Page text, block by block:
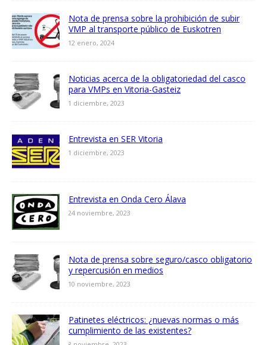
Nota de prensa sobre la prohibición de subir
VMP al transporte público de Euskotren
12 enero, 2024
Noticias acerca de la obligatoriedad del casco
para VMPs en Vitoria-Gasteiz
1 diciembre, 2023
Entrevista en SER Vitoria
1 diciembre, 2023
Entrevista en Onda Cero Álava
24 noviembre, 2023
Nota de prensa sobre seguro/casco obligatorio
y repercusión en medios
10 noviembre, 2023
Patinetes eléctricos: ¿nuevas normas o más
cumplimiento de las existentes?